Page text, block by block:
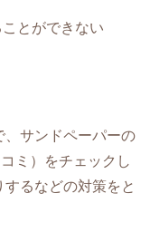
とができない
、サンドペーパーの
ミ）をチェックし
るなどの対策をと